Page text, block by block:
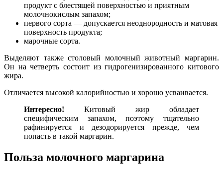
продукт с блестящей поверхностью и приятным
молочнокислым запахом;
первого сорта — допускается неоднородность и матовая
поверхность продукта;
марочные сорта.
Выделяют также столовый молочный животный маргарин.
Он на четверть состоит из гидрогенизированного китового
жира.
Отличается высокой калорийностью и хорошо усваивается.
Интересно! Китовый жир обладает
специфическим запахом, поэтому тщательно
рафинируется и дезодорируется прежде, чем
попасть в такой маргарин.
Польза молочного маргарина